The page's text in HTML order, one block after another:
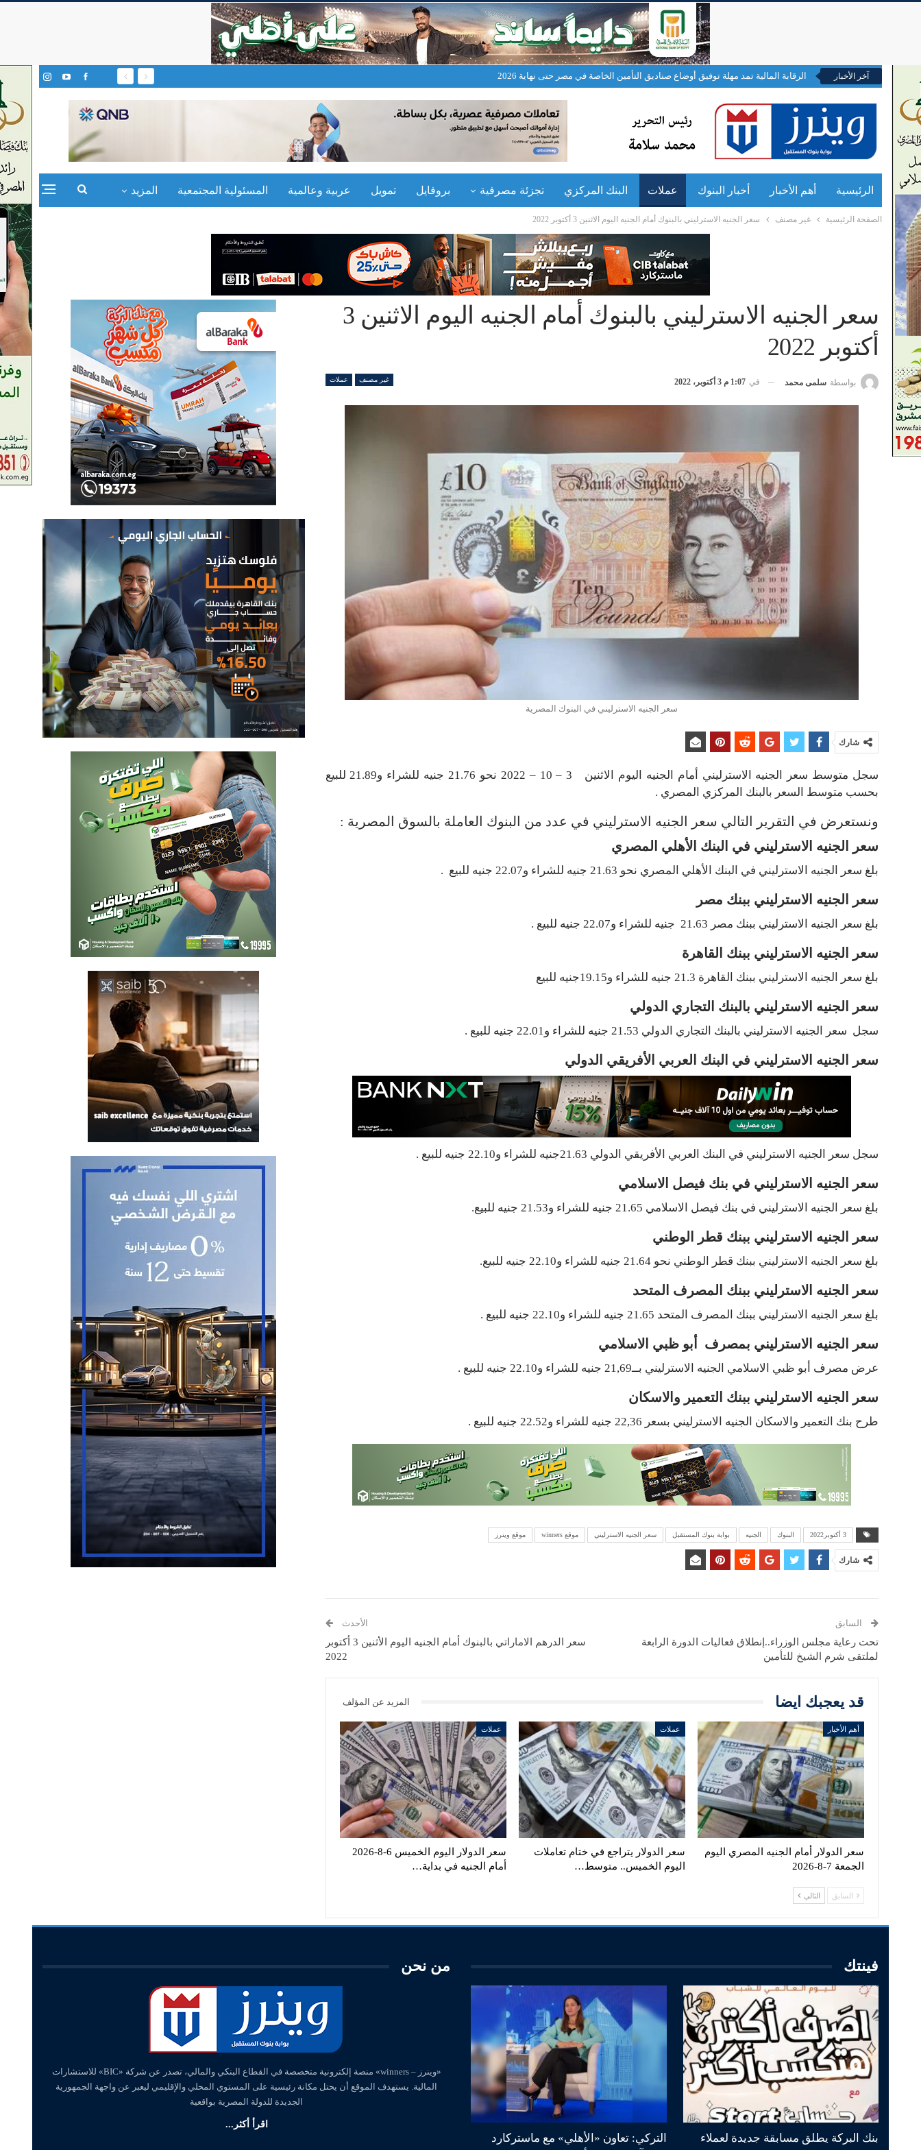
آخر الأخبار الرقابة المالية تمد مهلة توفيق أوضاع صناديق التأمين الخاصة في مصر حتى نهاية 2026
الرئيسية أهم الأخبار أخبار البنوك عملات البنك المركزي تجزئة مصرفية بروفايل تمويل عربية وعالمية المسئولية المجتمعية المزيد
الصفحة الرئيسية غير مصنف سعر الجنيه الاسترليني بالبنوك أمام الجنيه اليوم الاثنين 3 أكتوبر 2022
سعر الجنيه الاسترليني بالبنوك أمام الجنيه اليوم الاثنين 3
أكتوبر 2022
غير مصنف عملات بواسطة سلمى محمد في 1:07 م 3 أكتوبر، 2022
سعر الجنيه الاسترليني في البنوك المصرية
شارك
سجل متوسط سعر الجنيه الاسترليني أمام الجنيه اليوم الاثنين 3 – 10 – 2022 نحو 21.76 جنيه للشراء و21.89 للبيع
بحسب متوسط السعر بالبنك المركزي المصري .
ونستعرض في التقرير التالي سعر الجنيه الاسترليني في عدد من البنوك العاملة بالسوق المصرية :
سعر الجنيه الاسترليني في البنك الأهلي المصري
بلغ سعر الجنيه الاسترليني في البنك الأهلي المصري نحو 21.63 جنيه للشراء و22.07 جنيه للبيع .
سعر الجنيه الاسترليني ببنك مصر
بلغ سعر الجنيه الاسترليني ببنك مصر 21.63 جنيه للشراء و22.07 جنيه للبيع .
سعر الجنيه الاسترليني ببنك القاهرة
بلغ سعر الجنيه الاسترليني ببنك القاهرة 21.3 جنيه للشراء و19.15جنيه للبيع
سعر الجنيه الاسترليني بالبنك التجاري الدولي
سجل سعر الجنيه الاسترليني بالبنك التجاري الدولي 21.53 جنيه للشراء و22.01 جنيه للبيع .
سعر الجنيه الاسترليني في البنك العربي الأفريقي الدولي
سجل سعر الجنيه الاسترليني في البنك العربي الأفريقي الدولي 21.63جنيه للشراء و22.10 جنيه للبيع .
سعر الجنيه الاسترليني في بنك فيصل الاسلامي
بلغ سعر الجنيه الاسترليني في بنك فيصل الاسلامي 21.65 جنيه للشراء و21.53 جنيه للبيع.
سعر الجنيه الاسترليني ببنك قطر الوطني
بلغ سعر الجنيه الاسترليني ببنك قطر الوطني نحو 21.64 جنيه للشراء و22.10 جنيه للبيع.
سعر الجنيه الاسترليني ببنك المصرف المتحد
بلغ سعر الجنيه الاسترليني ببنك المصرف المتحد 21.65 جنيه للشراء و22.10 جنيه للبيع .
سعر الجنيه الاسترليني بمصرف أبو ظبي الاسلامي
عرض مصرف أبو ظبي الاسلامي الجنيه الاسترليني بــ21,69 جنيه للشراء و22.10 جنيه للبيع .
سعر الجنيه الاسترليني ببنك التعمير والاسكان
طرح بنك التعمير والاسكان الجنيه الاسترليني بسعر 22,36 جنيه للشراء و22.52 جنيه للبيع .
3 أكتوبر2022 البنوك الجنيه بوابة بنوك المستقبل سعر الجنيه الاسترليني موقع winners موقع وينرز
شارك
السابق
تحت رعاية مجلس الوزراء..إنطلاق فعاليات الدورة الرابعة
لملتقى شرم الشيخ للتأمين
الأحدث
سعر الدرهم الاماراتي بالبنوك أمام الجنيه اليوم الأثنين 3 أكتوبر
2022
قد يعجبك ايضا المزيد عن المؤلف
أهم الأخبار
سعر الدولار أمام الجنيه المصري اليوم
الجمعة 7-8-2026
عملات
سعر الدولار يتراجع في ختام تعاملات
اليوم الخميس.. متوسط…
عملات
سعر الدولار اليوم الخميس 6-8-2026
أمام الجنيه في بداية…
السابق التالي
فينتك
بنك البركة يطلق مسابقة جديدة لعملاء
التركي: تعاون «الأهلي» مع ماستركارد
من نحن
«وينرز – winners» منصة إلكترونية متخصصة في القطاع البنكي والمالي، تصدر عن شركة «BIC» للاستشارات
المالية. يستهدف الموقع أن يحتل مكانة رئيسية على المستوي المحلي والإقليمي ليعبر عن واجهة الجمهورية
الجديدة للدولة المصرية بواقعية
اقرأ أكثر...